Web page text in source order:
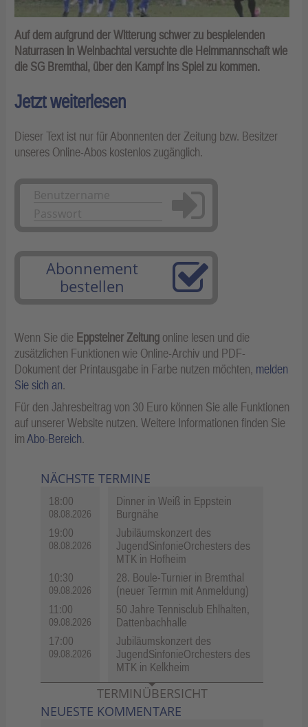
Auf dem aufgrund der Witterung schwer zu bespielenden
Naturrasen in Weinbachtal versuchte die Heimmannschaft wie
die SG Bremthal, über den Kampf ins Spiel zu kommen.
Jetzt weiterlesen
Dieser Text ist nur für Abonnenten der Zeitung bzw. Besitzer
unseres Online-Abos kostenlos zugänglich.
Anmelden
Abonnement
bestellen
Wenn Sie die Eppsteiner Zeitung online lesen und die
zusätzlichen Funktionen wie Online-Archiv und PDF-
Dokument der Printausgabe in Farbe nutzen möchten, melden
Sie sich an.
Für den Jahresbeitrag von 30 Euro können Sie alle Funktionen
auf unserer Website nutzen. Weitere Informationen finden Sie
imAbo-Bereich.
NÄCHSTE TERMINE
18:00
08.08.2026
Dinner in Weiß in Eppstein
Burgnähe
19:00
08.08.2026
Jubiläumskonzert des
JugendSinfonieOrchesters des
MTK in Hofheim
10:30
09.08.2026
28. Boule-Turnier in Bremthal
(neuer Termin mit Anmeldung)
11:00
09.08.2026
50 Jahre Tennisclub Ehlhalten,
Dattenbachhalle
17:00
09.08.2026
Jubiläumskonzert des
JugendSinfonieOrchesters des
MTK in Kelkheim
TERMINÜBERSICHT
NEUESTE KOMMENTARE